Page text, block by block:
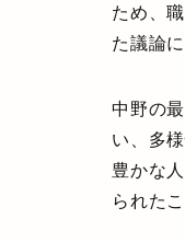
ため、
た議論
中野の
い、多
豊かな
られた